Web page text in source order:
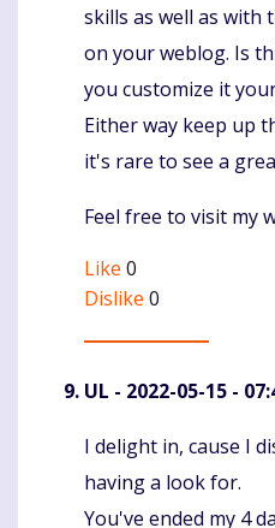
skills as well as with
on your weblog. Is
you customize it
Either way keep up
it's rare to see a
Feel free to visit my
Like 0
Dislike 0
UL - 2022-05-15 -
Komentaras
I delight in, cause I
having a look for.
You've ended my 4